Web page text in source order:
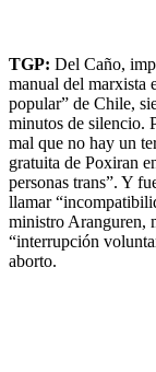
TGP: Del Caño,
manual del marxista
popular” de Chile,
minutos de silencio.
mal que no hay un
gratuita de Poxiran
personas trans”. Y
llamar
ministro Aranguren,
“interrupción
aborto.